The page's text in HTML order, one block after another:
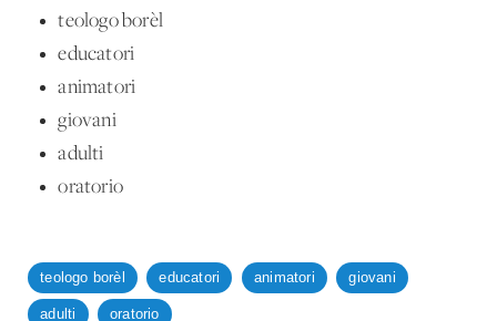
teologo borèl
educatori
animatori
giovani
adulti
oratorio
teologo borèl educatori animatori giovani
adulti oratorio